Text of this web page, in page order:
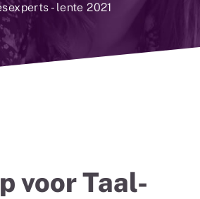
- lente 2021
voor Taal-